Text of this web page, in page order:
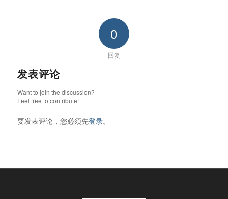
0
回复
发表评论
Want to join the discussion?
Feel free to contribute!
要发表评论，您必须先登录。